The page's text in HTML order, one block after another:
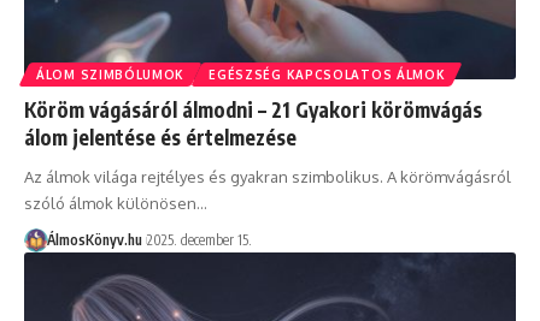
ÁLOM SZIMBÓLUMOK EGÉSZSÉG KAPCSOLATOS ÁLMOK
Köröm vágásáról álmodni – 21 Gyakori körömvágás
álom jelentése és értelmezése
Az álmok világa rejtélyes és gyakran szimbolikus. A körömvágásról
szóló álmok különösen…
ÁlmosKönyv.hu 2025. december 15.